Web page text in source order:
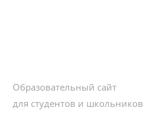
Образовательный сайт
для студентов и школьников